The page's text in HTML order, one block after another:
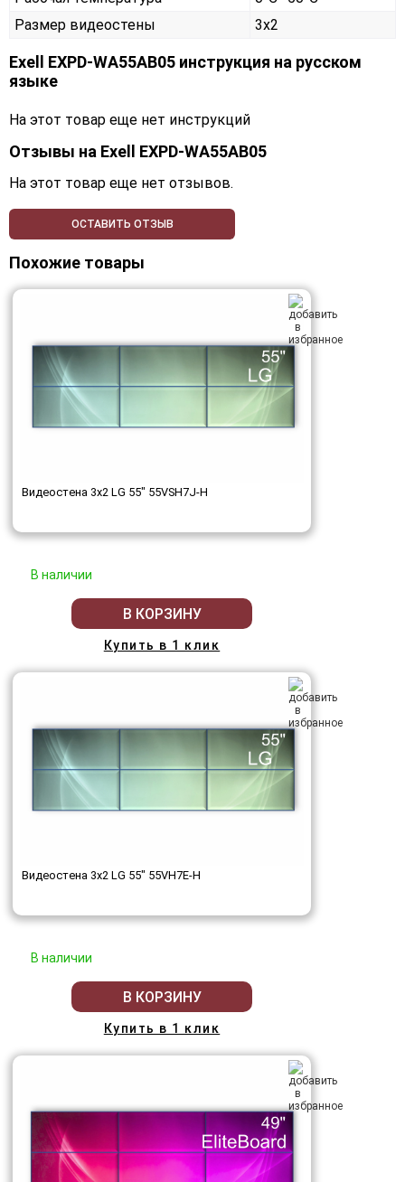
Размер видеостены
3x2
Exell EXPD-WA55AB05 инструкция на русском
языке
На этот товар еще нет инструкций
Отзывы на Exell EXPD-WA55AB05
На этот товар еще нет отзывов.
ОСТАВИТЬ ОТЗЫВ
Похожие товары
Видеостена 3x2 LG 55" 55VSH7J-H
В наличии
В КОРЗИНУ
Купить в 1 клик
Видеостена 3x2 LG 55" 55VH7E-H
В наличии
В КОРЗИНУ
Купить в 1 клик